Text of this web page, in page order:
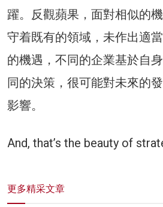
躍。反觀蘋果，面對相似的
守着既有的領域，未作出適
的機遇，不同的企業基於自
同的決策，很可能對未來的
影響。
And, that’s the beauty of
更多精采文章